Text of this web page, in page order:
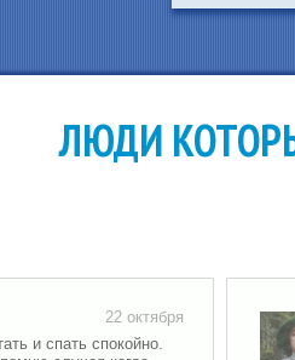
ЛЮДИ
22 октября
спокойно.